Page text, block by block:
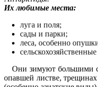
Их любимые места:
луга и поля;
сады и парки;
леса, особенно
сельскохозяйственные
Они зимуют большими
опавшей листве,